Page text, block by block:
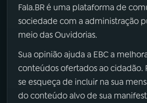
Fala.BR é uma plataforma de
sociedade com a administração
meio das Ouvidorias.
Sua opinião ajuda a EBC a
conteúdos ofertados ao cidadão.
se esqueça de incluir na sua
do conteúdo alvo de sua